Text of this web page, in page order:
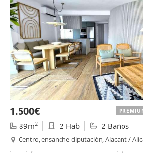
1.500€
89m2 2 Hab 2 Baños
Centro, ensanche-diputación, Alacant /